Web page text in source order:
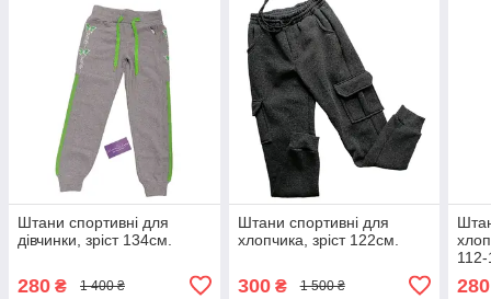
Штани спортивні для
дівчинки, зріст 134см.
280 ₴ 1 400 ₴
Штани спортивні для
хлопчика, зріст 122см.
300₴ 1 500 ₴ 280